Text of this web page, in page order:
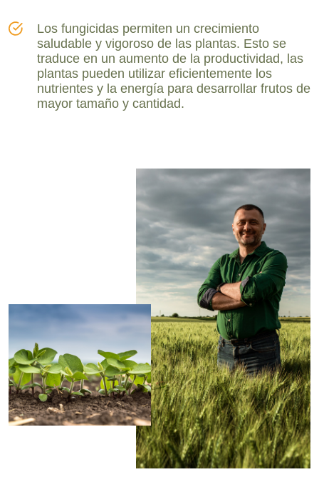
Los fungicidas permiten un crecimiento
saludable y vigoroso de las plantas. Esto se
traduce en un aumento de la productividad, las
plantas pueden utilizar eficientemente los
nutrientes y la energía para desarrollar frutos de
mayor tamaño y cantidad.